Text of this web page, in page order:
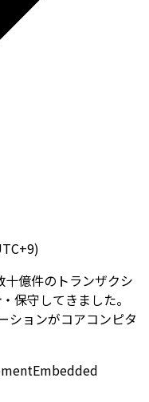
億件のトランザクシ
保守してきました。
ションがコアコンピタ
Embedded